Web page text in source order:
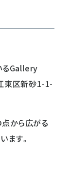
るGallery
東区新砂1-1-
点から広がる
ます。